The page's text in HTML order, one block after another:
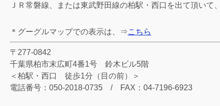
ＪＲ常磐線、または東武野田線の柏駅・西口を出て頂いて
＊グーグルマップでの表示は、⇒こちら
〒277-0842
千葉県柏市末広町4番1号 鈴木ビル5階
＜柏駅・西口 徒歩1分（目の前）＞
電話番号：050-2018-0735 / FAX：04-7196-6923